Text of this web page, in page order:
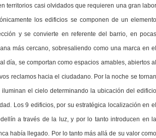
territorios casi olvidados que requieren una gran labor
los edificios se componen de un elemento
y se convierte en referente del barrio, en pocas
más cercano, sobresaliendo como una marca en el
día, se comportan como espacios amables, abiertos al
reclamos hacia el ciudadano. Por la noche se tornan
el cielo determinando la ubicación del edificio
Los 9 edificios, por su estratégica localización en el
a través de la luz, y por lo tanto introducen en la
había llegado. Por lo tanto más allá de su valor como